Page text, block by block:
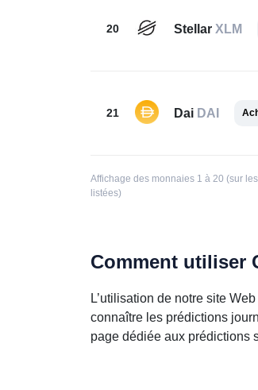
20 Stellar XLM
21 Dai DAI
Affichage des monnaies 1 à 20 (sur
listées)
Comment utiliser
L’utilisation de notre site
connaître les prédictions
page dédiée aux prédictions